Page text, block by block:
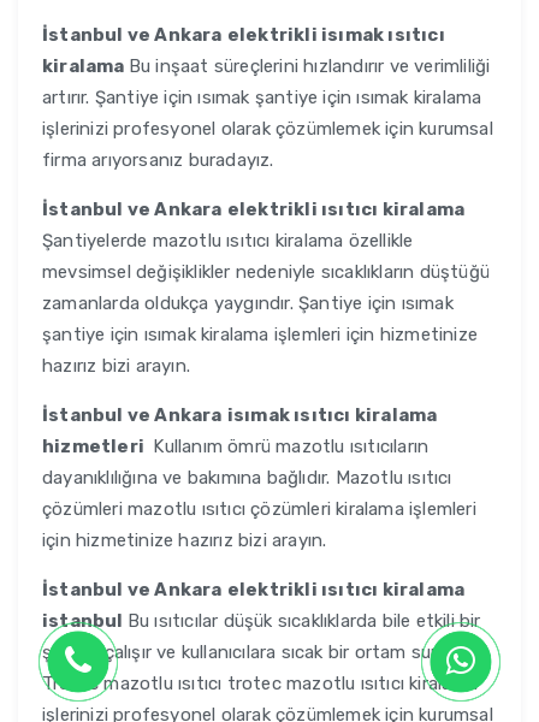
İstanbul ve Ankara elektrikli isımak ısıtıcı
kiralama Bu inşaat süreçlerini hızlandırır ve verimliliği
artırır. Şantiye için ısımak şantiye için ısımak kiralama
işlerinizi profesyonel olarak çözümlemek için kurumsal
firma arıyorsanız buradayız.
İstanbul ve Ankara elektrikli ısıtıcı kiralama
Şantiyelerde mazotlu ısıtıcı kiralama özellikle
mevsimsel değişiklikler nedeniyle sıcaklıkların düştüğü
zamanlarda oldukça yaygındır. Şantiye için ısımak
şantiye için ısımak kiralama işlemleri için hizmetinize
hazırız bizi arayın.
İstanbul ve Ankara isımak ısıtıcı kiralama
hizmetleri Kullanım ömrü mazotlu ısıtıcıların
dayanıklılığına ve bakımına bağlıdır. Mazotlu ısıtıcı
çözümleri mazotlu ısıtıcı çözümleri kiralama işlemleri
için hizmetinize hazırız bizi arayın.
İstanbul ve Ankara elektrikli ısıtıcı kiralama
istanbul Bu ısıtıcılar düşük sıcaklıklarda bile etkili bir
şekilde çalışır ve kullanıcılara sıcak bir ortam sunar.
Trotec mazotlu ısıtıcı trotec mazotlu ısıtıcı kiralama
işlerinizi profesyonel olarak çözümlemek için kurumsal